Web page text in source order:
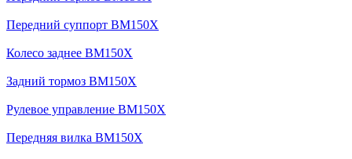
Передний суппорт BM150X
Колесо заднее BM150X
Задний тормоз BM150X
Рулевое управление BM150X
Передняя вилка BM150X